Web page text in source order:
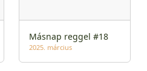
Másnap reggel #18
2025. március